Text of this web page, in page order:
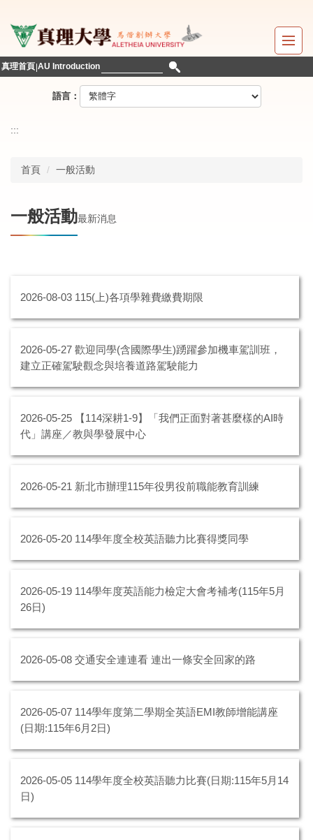
到
主
內
真理首頁 AU Introduction
語言：
:::
首頁 一般活動
一般活動最新消息
2026-08-03 115(上)各項學雜費繳費期限
2026-05-27 歡迎同學(含國際學生)踴躍參加機車駕訓班，
建立正確駕駛觀念與培養道路駕駛能力
2026-05-25
【114深耕1-9】「我們正面對著甚麼樣的AI時
代」講座／教與學發展中心
2026-05-21 新北市辦理115年役男役前職能教育訓練
2026-05-20 114學年度全校英語聽力比賽得獎同學
2026-05-19 114學年度英語能力檢定大會考補考(115年5月
26日)
2026-05-08 交通安全連連看 連出一條安全回家的路
2026-05-07 114學年度第二學期全英語EMI教師增能講座
(日期:115年6月2日)
2026-05-05 114學年度全校英語聽力比賽(日期:115年5月14
日)